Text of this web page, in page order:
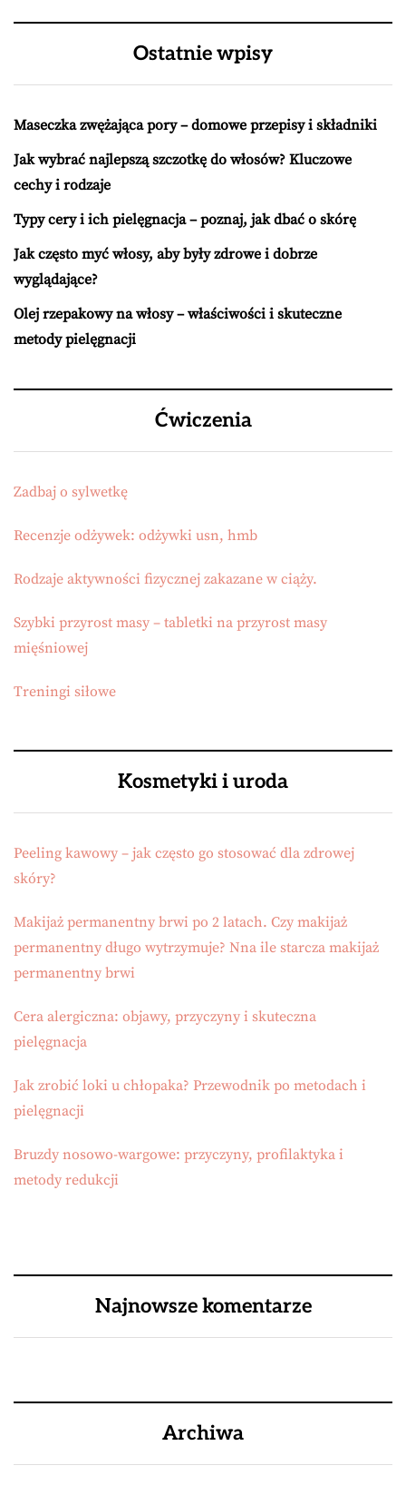
Ostatnie wpisy
Maseczka zwężająca pory – domowe przepisy i składniki
Jak wybrać najlepszą szczotkę do włosów? Kluczowe
cechy i rodzaje
Typy cery i ich pielęgnacja – poznaj, jak dbać o skórę
Jak często myć włosy, aby były zdrowe i dobrze
wyglądające?
Olej rzepakowy na włosy – właściwości i skuteczne
metody pielęgnacji
Ćwiczenia
Zadbaj o sylwetkę
Recenzje odżywek: odżywki usn, hmb
Rodzaje aktywności fizycznej zakazane w ciąży.
Szybki przyrost masy – tabletki na przyrost masy
mięśniowej
Treningi siłowe
Kosmetyki i uroda
Peeling kawowy – jak często go stosować dla zdrowej
skóry?
Makijaż permanentny brwi po 2 latach. Czy makijaż
permanentny długo wytrzymuje? Nna ile starcza makijaż
permanentny brwi
Cera alergiczna: objawy, przyczyny i skuteczna
pielęgnacja
Jak zrobić loki u chłopaka? Przewodnik po metodach i
pielęgnacji
Bruzdy nosowo-wargowe: przyczyny, profilaktyka i
metody redukcji
Najnowsze komentarze
Archiwa